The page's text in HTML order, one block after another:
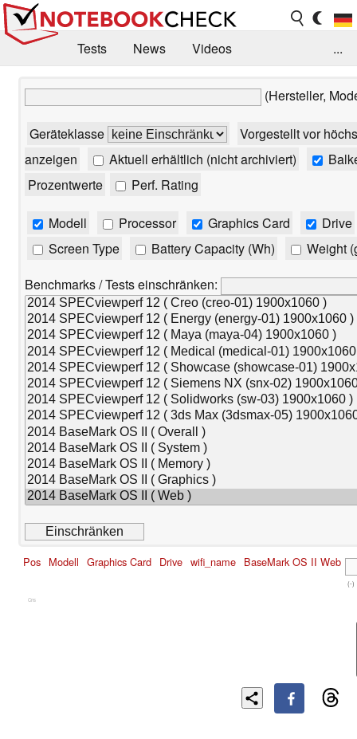
Tests News
Videos
Forum
...
(Hersteller,
Geräteklasse
Vorgestellt vor
anzeigen
Aktuell erhältlich (nicht archiviert)
Prozentwerte
Perf. Rating
Modell Processor Graphics Card
Drive
Screen Type
Battery Capacity (Wh)
Weight
Benchmarks / Tests einschränken:
Pos Modell Graphics Card Drive wifi_name BaseMark OS II Web
(-)
Cns